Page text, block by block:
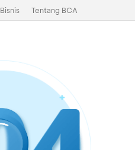
Bisnis Tentang BCA